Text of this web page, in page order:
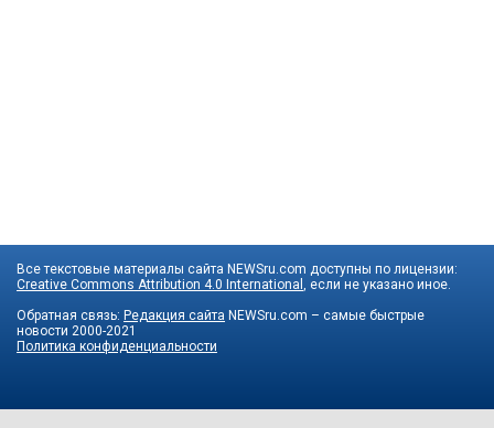
Все текстовые материалы сайта NEWSru.com доступны по лицензии:
Creative Commons Attribution 4.0 International , если не указано иное.
Обратная связь: Редакция сайта NEWSru.com – самые быстрые
новости 2000-2021
Политика конфиденциальности